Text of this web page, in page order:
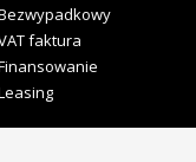
faktura